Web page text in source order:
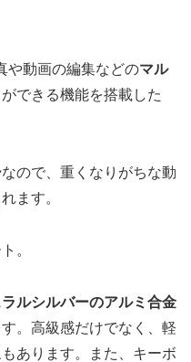
や動画の編集などのマル
ができる機能を搭載した
なので、重くなりがちな動
ます。
。
ルシルバーのアルミ合金
。高級感だけでなく、軽
あります。また、キーボ